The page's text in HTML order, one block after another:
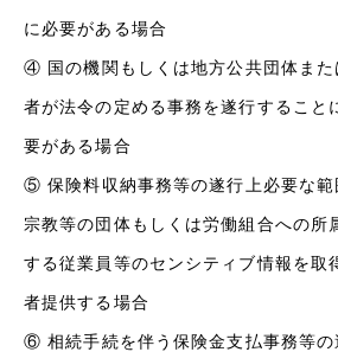
に必要がある場合
④ 国の機関もしくは地方公共団体また
者が法令の定める事務を遂行すること
要がある場合
⑤ 保険料収納事務等の遂行上必要な範
宗教等の団体もしくは労働組合への所
する従業員等のセンシティブ情報を取
者提供する場合
⑥ 相続手続を伴う保険金支払事務等の